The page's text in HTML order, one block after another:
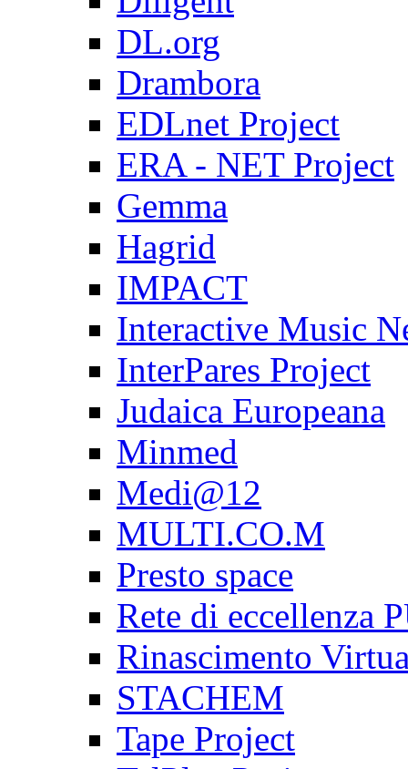
DL.org
Drambora
EDLnet Project
ERA - NET Project
Gemma
Hagrid
IMPACT
Interactive Music
InterPares Project
Judaica Europeana
Minmed
Medi@12
MULTI.CO.M
Presto space
Rete di eccellenza
Rinascimento
STACHEM
Tape Project